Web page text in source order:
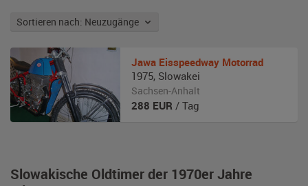
Sortieren nach: Neuzugänge
Slowakische Oldtimer der 1970er Jahre
Jawa Eisspeedway Motorrad
1975, Slowakei
Sachsen-Anhalt
288 EUR / Tag